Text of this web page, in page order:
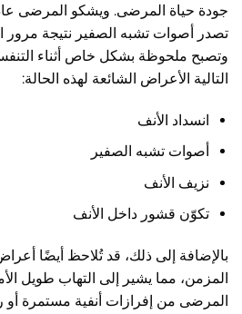
جودة حياة المرضى. ويشكو المرضى
تصدر أصوات تشبه الصفير نتيجة مرور
وتصبح ملحوظة بشكل خاص أثناء
التالية الأعراض الشائعة لهذه الحالة:
انسداد الأنف
أصوات تشبه الصفير
نزيف الأنف
تكوّن قشور داخل الأنف
بالإضافة إلى ذلك، قد تُلاحظ أيضًا
المزمن، مما يشير إلى التهاب طويل
المرضى من إفرازات أنفية مستمرة أو